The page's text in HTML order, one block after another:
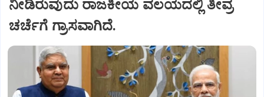
ನೀಡಿರುವುದು ರಾಜಕೀಯ ವಲಯದಲ್ಲಿ ತೀವ್ರ
ಚರ್ಚೆಗೆ ಗ್ರಾಸವಾಗಿದೆ.